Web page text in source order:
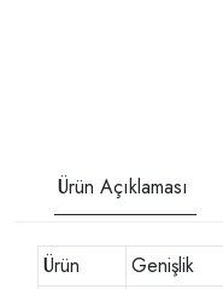
Ürün Açıklaması
Ürün Genişlik